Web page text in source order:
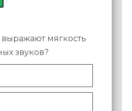
мягкость
звуков?